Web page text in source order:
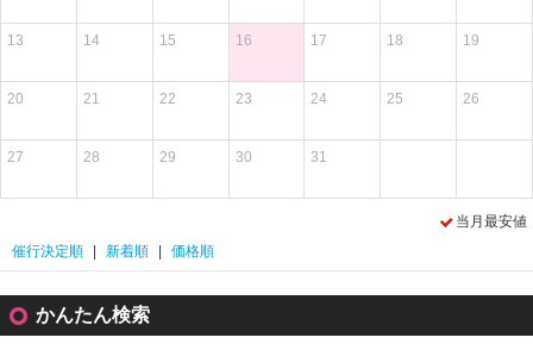
13 14 15 16 17 18 19
20 21 22 23 24 25 26
27 28 29 30 31
当月最安値
催行決定順
新着順 価格順
かんたん検索